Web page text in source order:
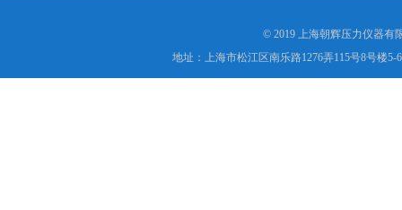
© 2019 上海朝辉压力仪器有
地址：上海市松江区南乐路1276弄115号8号楼5-